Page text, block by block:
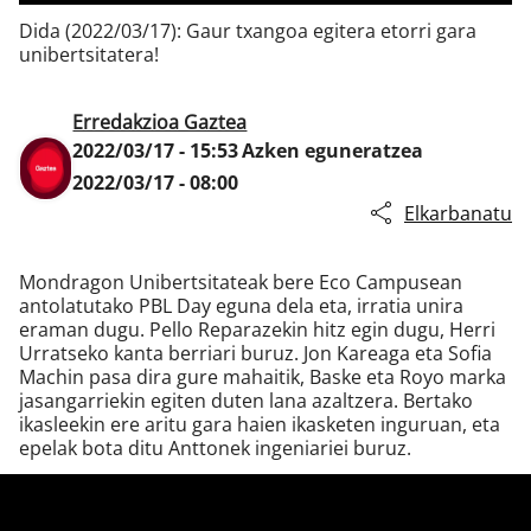
Dida (2022/03/17): Gaur txangoa egitera etorri gara
unibertsitatera!
Erredakzioa Gaztea
2022/03/17 - 15:53Azken eguneratzea
2022/03/17 - 08:00
Elkarbanatu
Mondragon Unibertsitateak bere Eco Campusean
antolatutako PBL Day eguna dela eta, irratia unira
eraman dugu. Pello Reparazekin hitz egin dugu, Herri
Urratseko kanta berriari buruz. Jon Kareaga eta Sofia
Machin pasa dira gure mahaitik, Baske eta Royo marka
jasangarriekin egiten duten lana azaltzera. Bertako
ikasleekin ere aritu gara haien ikasketen inguruan, eta
epelak bota ditu Anttonek ingeniariei buruz.